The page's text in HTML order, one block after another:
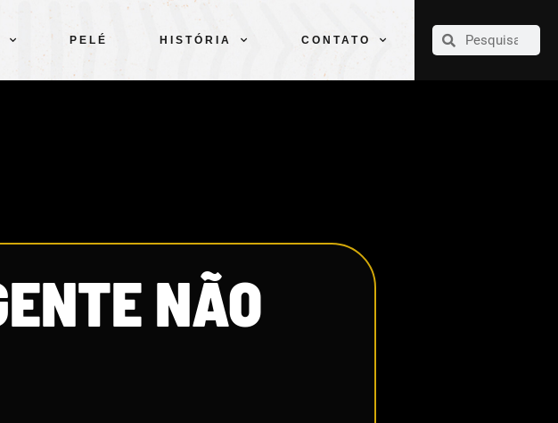
PELÉ HISTÓRIA CONTATO
CLUBE
NÃO